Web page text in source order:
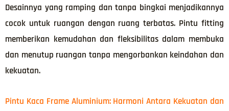
Desainnya yang ramping dan tanpa bingkai menjadikannya
cocok untuk ruangan dengan ruang terbatas. Pintu fitting
memberikan kemudahan dan fleksibilitas dalam membuka
dan menutup ruangan tanpa mengorbankan keindahan dan
kekuatan.
Pintu Kaca Frame Aluminium: Harmoni Antara Kekuatan dan